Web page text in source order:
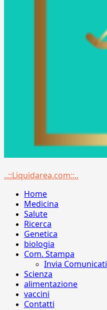
Menu
..::Liquidarea.com::..
Home
Medicina
Salute
Ricerca
Genetica
biologia
Com. Stampa
Invia Comunicati
Scienza
alimentazione
vaccini
Contatti